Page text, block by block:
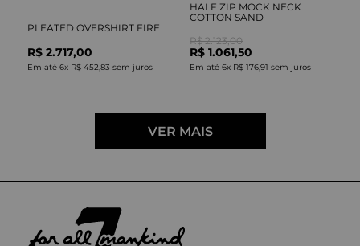
PLEATED OVERSHIRT FIRE
R$ 2.717,00
Em até 6x R$ 452,83 sem juros
HALF ZIP MOCK NECK
COTTON SAND
R$ 2.123,00
R$ 1.061,50
Em até 6x R$ 176,91 sem juros